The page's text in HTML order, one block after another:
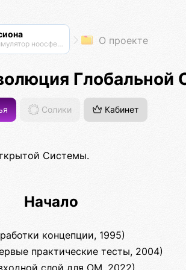
Cимулятор ноосферы О проекте
Глобальной
Солики Кабинет
Системы.
Начало
концепции, 1995)
практические тесты, 2004)